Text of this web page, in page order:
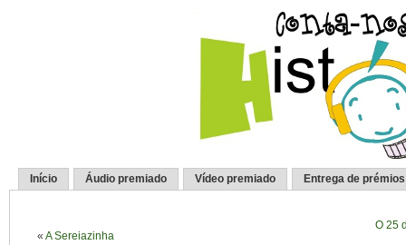
Início Áudio premiado Vídeo premiado Entrega de prémios
« A Sereiazinha
O 25